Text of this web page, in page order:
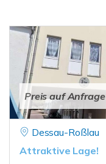
Preis auf Anfrage
Dessau-Roßlau
Attraktive Lage!